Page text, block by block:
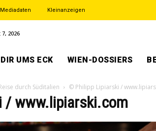
Mediadaten Kleinanzeigen
2026
UMS ECK WIEN-DOSSIERS
durch Süditalien © Philipp Lipiarski /
/ www.lipiarski.com